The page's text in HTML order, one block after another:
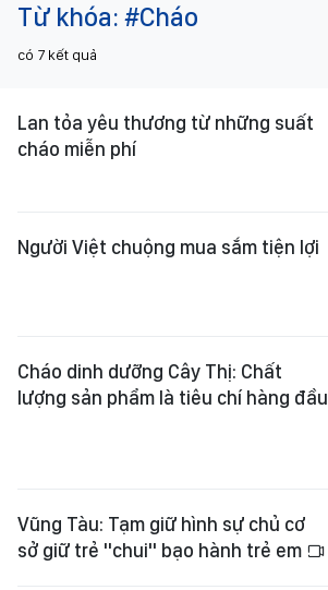
Từ khóa: #Cháo
có 7 kết quả
Lan tỏa yêu thương từ những suất
cháo miễn phí
Người Việt chuộng mua sắm tiện lợi
Cháo dinh dưỡng Cây Thị: Chất
lượng sản phẩm là tiêu chí hàng đầu
Vũng Tàu: Tạm giữ hình sự chủ cơ
sở giữ trẻ "chui" bạo hành trẻ em